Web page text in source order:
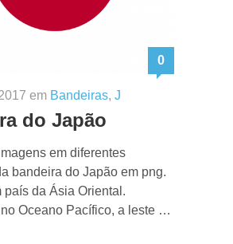
0
em Bandeiras, J
do Japão
em diferentes
bandeira do Japão em png.
país da Ásia Oriental.
Oceano Pacífico, a leste …